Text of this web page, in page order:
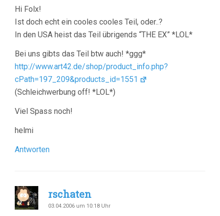
Hi Folx!
Ist doch echt ein cooles cooles Teil, oder..?
In den USA heist das Teil übrigends “THE EX” *LOL*
Bei uns gibts das Teil btw auch! *ggg*
http://www.art42.de/shop/product_info.php?
cPath=197_209&products_id=1551
(Schleichwerbung off! *LOL*)
Viel Spass noch!
helmi
Antworten
rschaten
03.04.2006 um 10:18 Uhr